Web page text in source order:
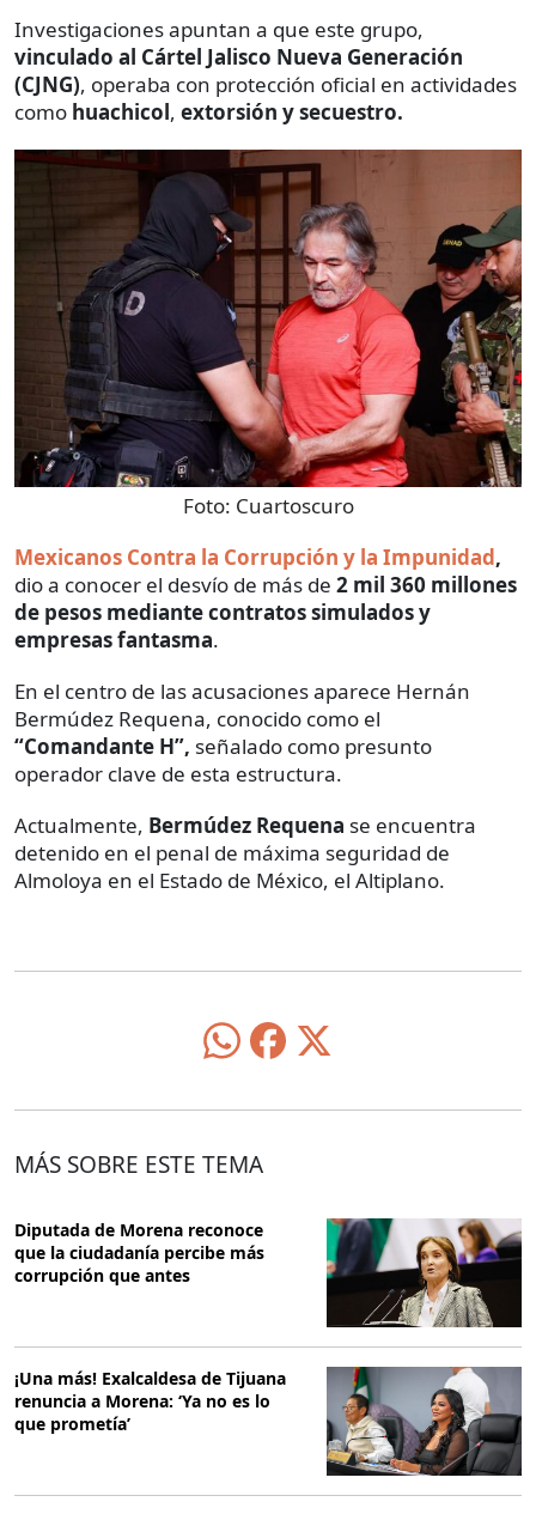
Investigaciones apuntan a que este grupo,
vinculado al Cártel Jalisco Nueva Generación
(CJNG), operaba con protección oficial en actividades
como huachicol, extorsión y secuestro.
Foto: Cuartoscuro
Mexicanos Contra la Corrupción y la Impunidad,
dio a conocer el desvío de más de 2 mil 360 millones
de pesos mediante contratos simulados y
empresas fantasma.
En el centro de las acusaciones aparece Hernán
Bermúdez Requena, conocido como el
“Comandante H”, señalado como presunto
operador clave de esta estructura.
Actualmente, Bermúdez Requena se encuentra
detenido en el penal de máxima seguridad de
Almoloya en el Estado de México, el Altiplano.
MÁS SOBRE ESTE TEMA
Diputada de Morena reconoce
que la ciudadanía percibe más
corrupción que antes
¡Una más! Exalcaldesa de Tijuana
renuncia a Morena: ‘Ya no es lo
que prometía’